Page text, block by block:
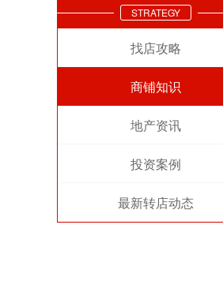
STRATEGY
找店攻略
商铺知识
地产资讯
投资案例
最新转店动态